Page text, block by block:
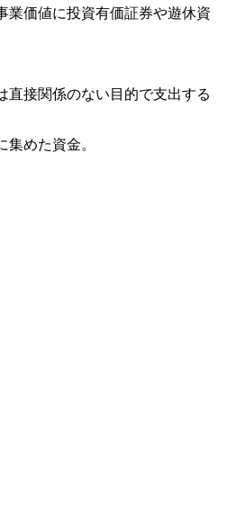
業価値に投資有価証券や遊休資
直接関係のない目的で支出する
集めた資金。